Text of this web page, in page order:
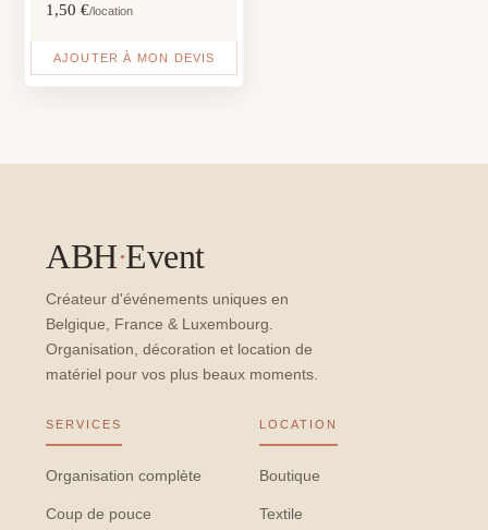
1,50€/location
AJOUTER À MON DEVIS
ABH·Event
Créateur d'événements uniques en
Belgique, France & Luxembourg.
Organisation, décoration et location de
matériel pour vos plus beaux moments.
SERVICES
Organisation complète
Coup de pouce
LOCATION
Boutique
Textile